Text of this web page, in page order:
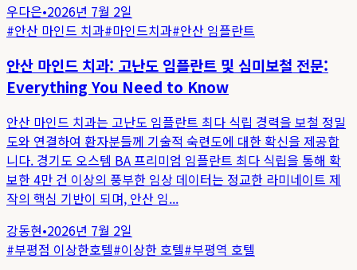
우다은•2026년 7월 2일
#안산 마인드 치과#마인드치과#안산 임플란트
안산 마인드 치과: 고난도 임플란트 및 심미보철 전문:
Everything You Need to Know
안산 마인드 치과는 고난도 임플란트 최다 식립 경력을 보철 정밀
도와 연결하여 환자분들께 기술적 숙련도에 대한 확신을 제공합
니다. 경기도 오스템 BA 프리미엄 임플란트 최다 식립을 통해 확
보한 4만 건 이상의 풍부한 임상 데이터는 정교한 라미네이트 제
작의 핵심 기반이 되며, 안산 임...
강동현•2026년 7월 2일
#부평점 이상한호텔#이상한 호텔#부평역 호텔